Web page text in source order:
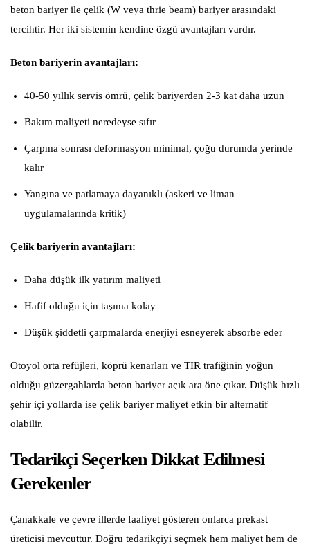
beton bariyer ile çelik (W veya thrie beam) bariyer arasındaki
tercihtir. Her iki sistemin kendine özgü avantajları vardır.
Beton bariyerin avantajları:
40-50 yıllık servis ömrü, çelik bariyerden 2-3 kat daha uzun
Bakım maliyeti neredeyse sıfır
Çarpma sonrası deformasyon minimal, çoğu durumda yerinde
kalır
Yangına ve patlamaya dayanıklı (askeri ve liman
uygulamalarında kritik)
Çelik bariyerin avantajları:
Daha düşük ilk yatırım maliyeti
Hafif olduğu için taşıma kolay
Düşük şiddetli çarpmalarda enerjiyi esneyerek absorbe eder
Otoyol orta refüjleri, köprü kenarları ve TIR trafiğinin yoğun
olduğu güzergahlarda beton bariyer açık ara öne çıkar. Düşük hızlı
şehir içi yollarda ise çelik bariyer maliyet etkin bir alternatif
olabilir.
Tedarikçi Seçerken Dikkat Edilmesi
Gerekenler
Çanakkale ve çevre illerde faaliyet gösteren onlarca prekast
üreticisi mevcuttur. Doğru tedarikçiyi seçmek hem maliyet hem de